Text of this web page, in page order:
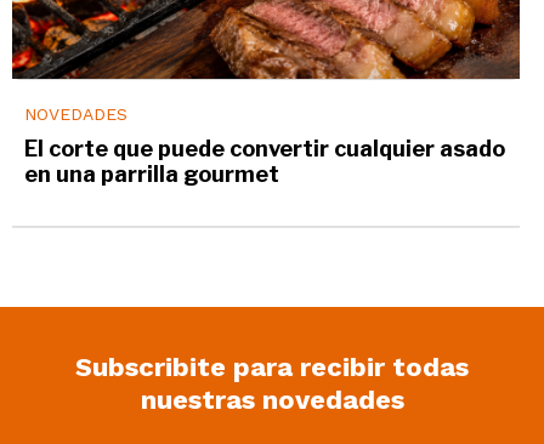
NOVEDADES
El corte que puede convertir cualquier asado
en una parrilla gourmet
Subscribite para recibir todas
nuestras novedades